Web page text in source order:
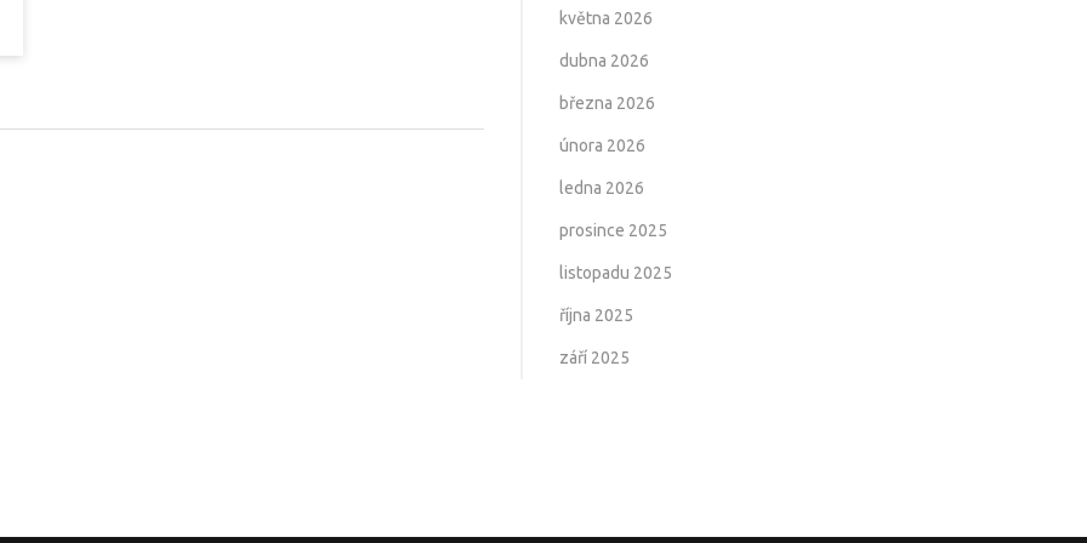
května 2026
dubna 2026
března 2026
února 2026
ledna 2026
prosince 2025
listopadu 2025
října 2025
září 2025